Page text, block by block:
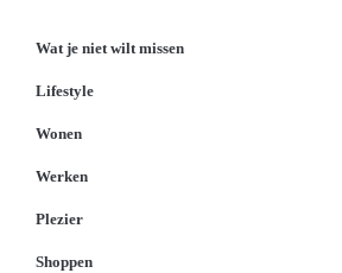
Wat je niet wilt missen
Lifestyle
Wonen
Werken
Plezier
Shoppen